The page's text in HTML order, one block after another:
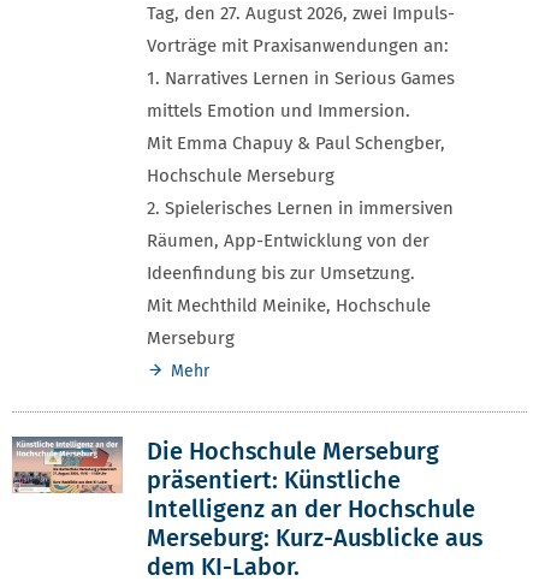
Tag, den 27. August 2026, zwei Impuls-
Vorträge mit Praxisanwendungen an:
1. Narratives Lernen in Serious Games
mittels Emotion und Immersion.
Mit Emma Chapuy & Paul Schengber,
Hochschule Merseburg
2. Spielerisches Lernen in immersiven
Räumen, App-Entwicklung von der
Ideenfindung bis zur Umsetzung.
Mit Mechthild Meinike, Hochschule
Merseburg
Mehr
Die Hochschule Merseburg
präsentiert: Künstliche
Intelligenz an der Hochschule
Merseburg: Kurz-Ausblicke aus
dem KI-Labor.